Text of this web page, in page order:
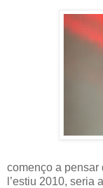
començo a pensar
l’estiu 2010, seria